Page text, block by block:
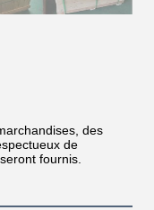
des
de
fournis.